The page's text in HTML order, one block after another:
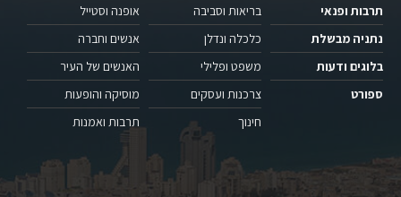
תרבות ופנאי
נתניה מבשלת
בלוגים ודעות
ספורט
בריאות וסביבה
כלכלה ונדלן
משפט ופלילי
צרכנות ועסקים
חינוך
אופנה וסטייל
אנשים וחברה
האנשים של העיר
מוסיקה והופעות
תרבות ואמנות